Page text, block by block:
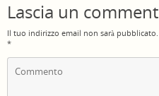
Lascia un
Il tuo indirizzo email non sarà pubblicato.
*